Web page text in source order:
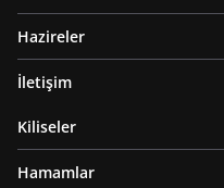
Hazireler
İletişim
Kiliseler
Hamamlar